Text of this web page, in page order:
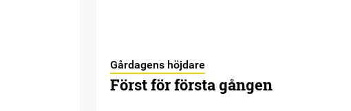
Gårdagens höjdare
Först för första gången